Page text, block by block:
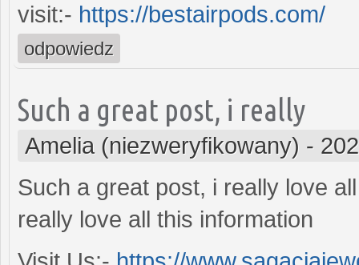
visit:- https://bestairpods.com/
odpowiedz
Such a great post, i really
Amelia (niezweryfikowany) -
Such a great post, i really love
really love all this information